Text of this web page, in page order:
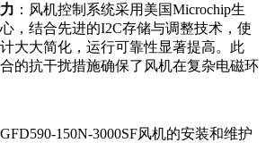
：风机控制系统采用美国Microchip生
，结合先进的I2C存储与调整技术，使
大大简化，运行可靠性显著提高。此
的抗干扰措施确保了风机在复杂电磁环
GFD590-150N-3000SF风机的安装和维护